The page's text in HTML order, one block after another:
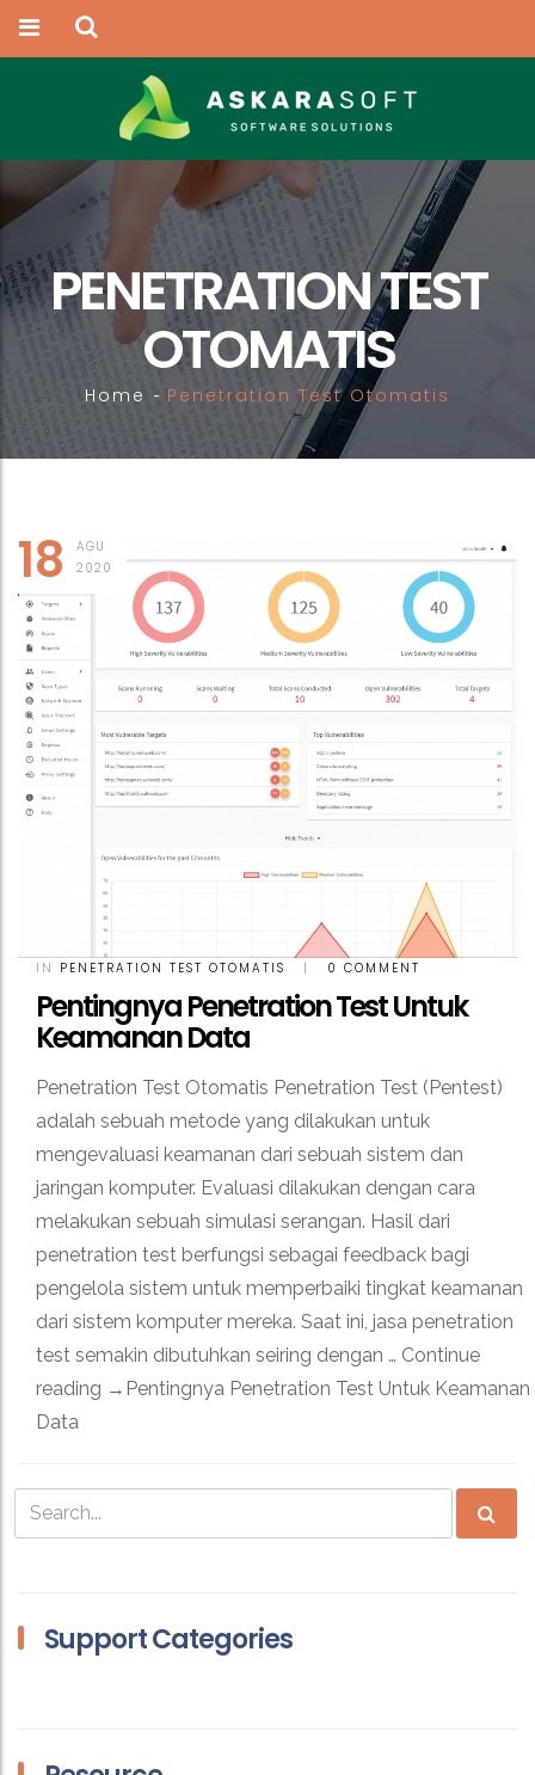
PENETRATION TEST
OTOMATIS
Home - Penetration Test Otomatis
18
AGU
2020
IN PENETRATION TEST OTOMATIS | 0 COMMENT
Pentingnya Penetration Test Untuk
Keamanan Data
Penetration Test Otomatis Penetration Test (Pentest)
adalah sebuah metode yang dilakukan untuk
mengevaluasi keamanan dari sebuah sistem dan
jaringan komputer. Evaluasi dilakukan dengan cara
melakukan sebuah simulasi serangan. Hasil dari
penetration test berfungsi sebagai feedback bagi
pengelola sistem untuk memperbaiki tingkat keamanan
dari sistem komputer mereka. Saat ini, jasa penetration
test semakin dibutuhkan seiring dengan … Continue
reading →Pentingnya Penetration Test Untuk Keamanan
Data
Support Categories